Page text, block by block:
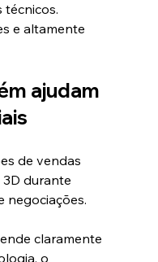
técnicos.
e altamente
ajudam
de vendas
durante
negociações.
claramente
o